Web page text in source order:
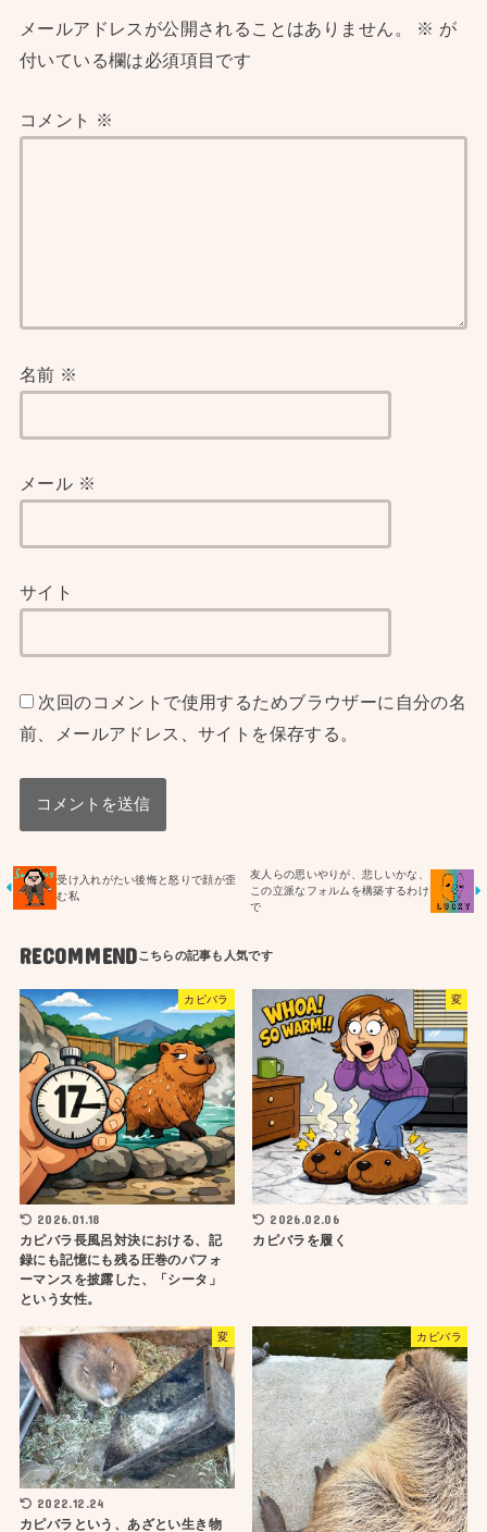
メールアドレスが公開されることはありません。 ※ が
付いている欄は必須項目です
コメント ※
名前 ※
メール ※
サイト
次回のコメントで使用するためブラウザーに自分の名
前、メールアドレス、サイトを保存する。
受け入れがたい後悔と怒りで顔が歪
む私
友人らの思いやりが、悲しいかな、
この立派なフォルムを構築するわけ
で
RECOMMEND
カピバラ
2026.01.18
カピバラ長風呂対決における、記
録にも記憶にも残る圧巻のパフォ
ーマンスを披露した、「シータ」
という女性。
変
2026.02.06
カピバラを履く
変
2022.12.24
カピバラという、あざとい生き物
カピバラ